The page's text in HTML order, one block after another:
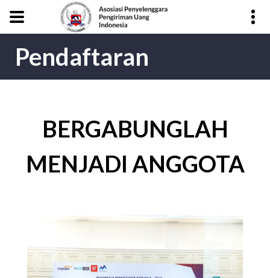
Pendaftaran
BERGABUNGLAH
MENJADI ANGGOTA